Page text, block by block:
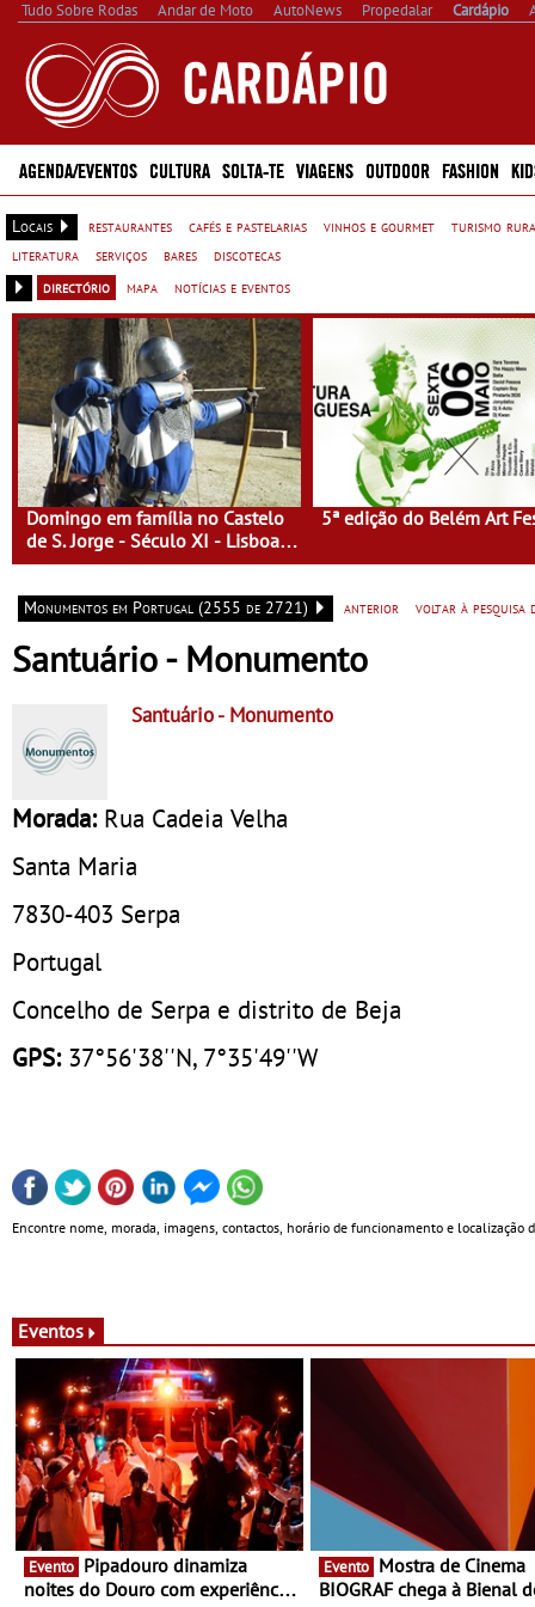
Tudo Sobre Rodas Andar de Moto AutoNews Propedalar Cardápio
AGENDA/EVENTOS CULTURA SOLTA-TE VIAGENS OUTDOOR FASHION
Locais restaurantes cafés e pastelarias vinhos e gourmet turismo
literatura
serviços bares
discotecas
directório
mapa notícias e eventos
Domingo em família no Castelo
de S. Jorge - Século XI - Lisboa
Fora do Condado
5ª edição do Belém Art
Monumentos em Portugal (2555 de 2721) anterior voltar à pesquisa
Santuário - Monumento
Santuário- Monumento
Morada: Rua Cadeia Velha
Santa Maria
7830-403 Serpa
Portugal
Concelho de Serpa e distrito de Beja
GPS:37°56'38''N, 7°35'49''W
Encontre nome, morada, imagens, contactos, horário de funcionamento e localização
Eventos
Evento
noites do Douro com experiência
Evento
BIOGRAF chega à Bienal